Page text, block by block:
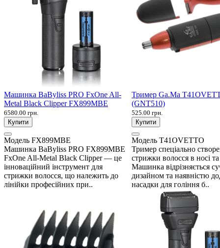
Машинка BaByliss PRO FxOne All-
Metal Black Clipper FX899MBE
6580.00 грн.
Купити
Модель FX899MBE
Машинка BaByliss PRO FX899MBE
FxOne All-Metal Black Clipper — це
інноваційний інструмент для
стрижки волосся, що належить до
лінійки професійних при..
Тример Ga.Ma
(GNT510)
525.00 грн.
Купити
Модель T41OVETTO
Тример спеціально
стрижки волосся в носі
Машинка відрізняється
дизайном та наявністю
насадки для гоління б..